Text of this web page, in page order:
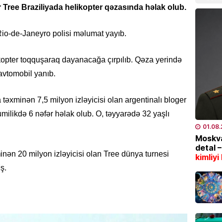
Tree Braziliyada helikopter qəzasında həlak olub.
de-Janeyro polisi məlumat yayıb.
toqquşaraq dayanacağa çırpılıb. Qəza yerində
yanıb.
7,5 milyon izləyicisi olan argentinalı bloger
6 nəfər həlak olub. O, təyyarədə 32 yaşlı
20 milyon izləyicisi olan Tree dünya turnesi
daha
ÖLKƏ
8 gün
detal –
kimliyi